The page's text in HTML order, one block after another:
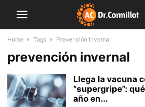
Home Tags Prevención invernal
prevención invernal
Llega la vacuna
“supergripe”:
año en...